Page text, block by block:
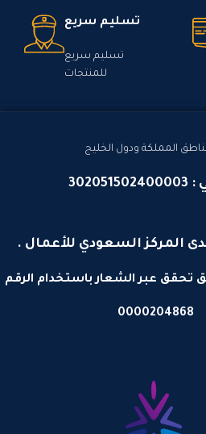
تسليم سريع
تسليم سريع
للمنتجات
المملكة ودول الخليج
المركز السعودي للأعمال .
تحقق عبر الشعار باستخدام الرقم
0000204868